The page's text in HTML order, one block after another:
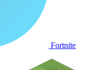
Fortnite